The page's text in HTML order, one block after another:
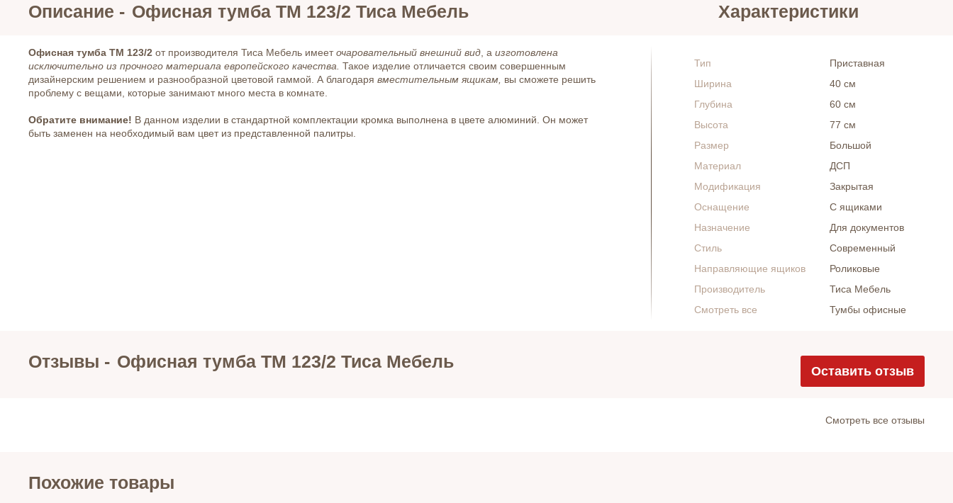
Описание - Офисная тумба ТМ 123/2 Тиса Мебель Характеристики
Офисная тумба ТМ 123/2 от производителя Тиса Мебель имееточаровательный внешний вид , а изготовлена
исключительно из прочного материала европейского качества. Такое изделие отличается своим совершенным
дизайнерским решением и разнообразной цветовой гаммой. А благодаря вместительным ящикам, вы сможете решить
проблему с вещами, которые занимают много места в комнате.
Обратите внимание! В данном изделии в стандартной комплектации кромка выполнена в цвете алюминий. Он может
быть заменен на необходимый вам цвет из представленной палитры.
Тип
Приставная
Ширина
40 см
Глубина
60 см
Высота
77 см
Размер
Большой
Материал
ДСП
Модификация
Закрытая
Оснащение
С ящиками
Назначение
Для документов
Стиль
Современный
Направляющие ящиков
Роликовые
Производитель
Тиса Мебель
Смотреть все
Тумбы офисные
Отзывы - Офисная тумба ТМ 123/2 Тиса Мебель Оставить отзыв
Cмотреть все отзывы
Похожие товары